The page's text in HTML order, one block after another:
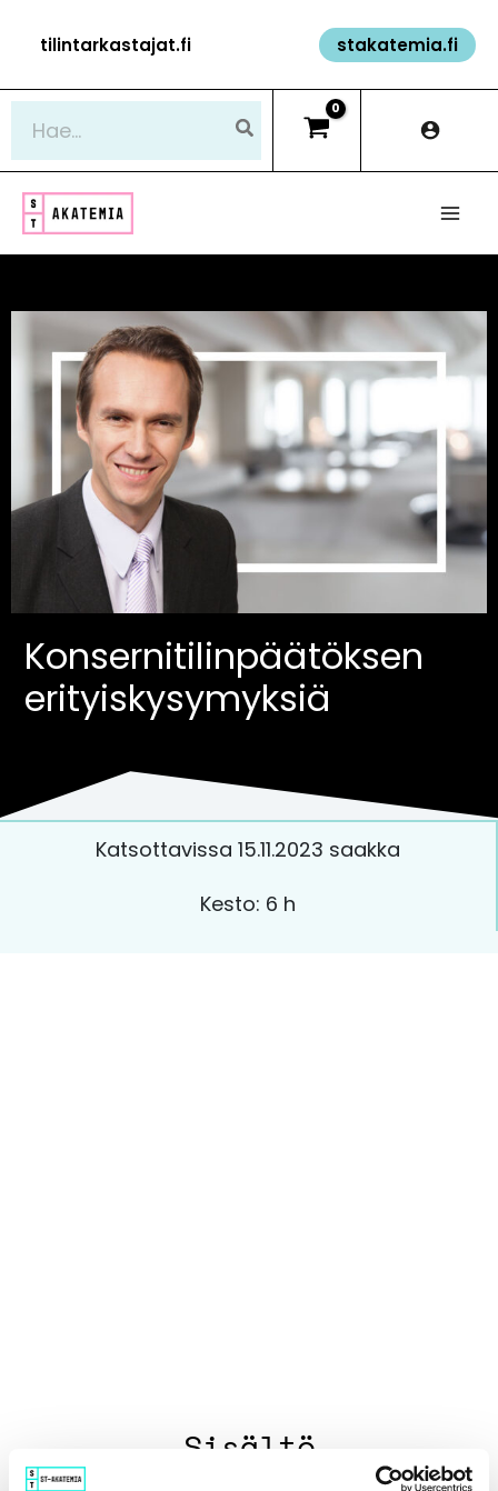
sisältöön
tilintarkastajat.fi stakatemia.fi
Konsernitilinpäätöksen
erityiskysymyksiä
Katsottavissa 15.11.2023 saakka
Kesto: 6 h
Sisältö